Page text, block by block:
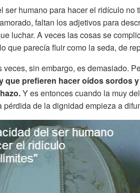
ser humano para hacer el ridículo no
faltan los adjetivos para
luchar. A veces las cosas se
que parecía fluir como la seda, de
veces, sin embargo, es demasiado.
que prefieren hacer oídos sordos
Y es entonces cuando la muy
pérdida de la dignidad empieza a